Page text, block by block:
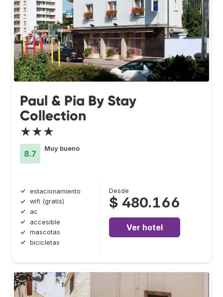
Paul & Pia By Stay
Collection
★★★
8.7
Muy bueno
estacionamiento
wifi (gratis)
ac
accesible
mascotas
bicicletas
Desde
$ 480.166
Ver hotel